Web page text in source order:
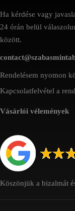
Ha kérdése vagy
24 órán belül
között.
Rendelésem nyomon
Kapcsolatfelvétel a
Vásárlói vélemények
Köszönjük a bizalmát